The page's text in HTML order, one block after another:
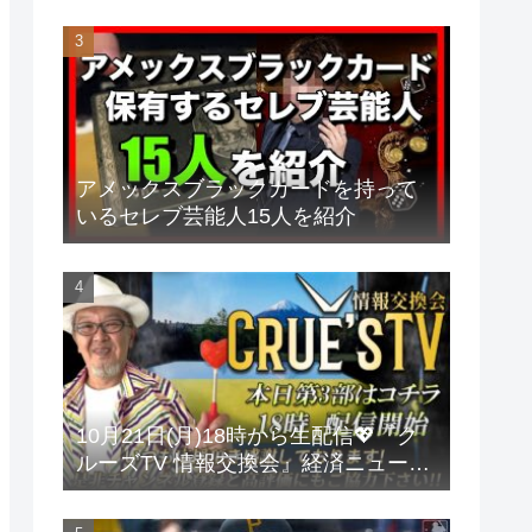
アメックスブラックカードを持って
いるセレブ芸能人15人を紹介
10月21日(月)18時から生配信💖『ク
ルーズTV 情報交換会』経済ニュース
投資 株式市場 新NISA 投資信託 仮想
通貨 ビットコイン 不動産投資 為替